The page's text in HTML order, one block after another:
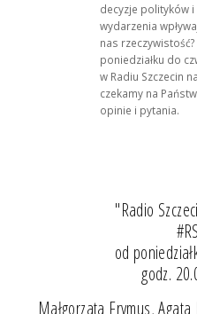
decyzje polityków
wydarzenia
nas
poniedziałku do
w Radiu Szczecin
czekamy na
opinie i pytania.
"Radio
od
godz.
Małgorzata Frymus,